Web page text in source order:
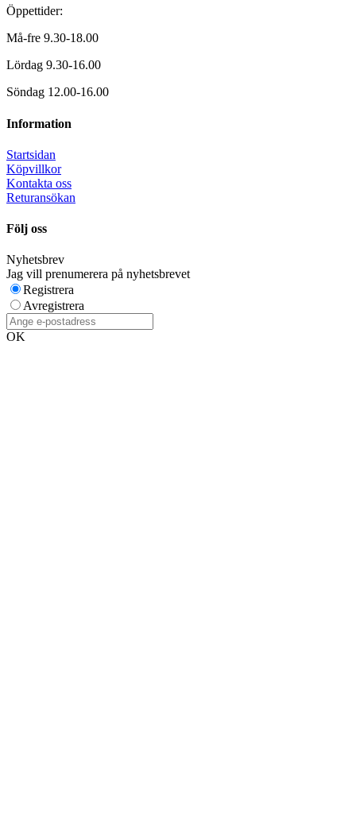
Öppettider:
Må-fre 9.30-18.00
Lördag 9.30-16.00
Söndag 12.00-16.00
Information
Startsidan
Köpvillkor
Kontakta oss
Returansökan
Följ oss
Nyhetsbrev
Jag vill prenumerera på nyhetsbrevet
Registrera
Avregistrera
OK